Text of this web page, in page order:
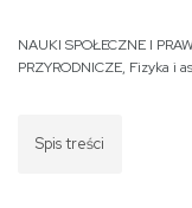
NAUKI SPOŁECZNE I
PRZYRODNICZE, Fizyka i
Spis treści